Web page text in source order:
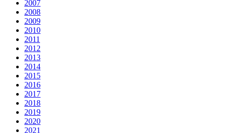
2007
2008
2009
2010
2011
2012
2013
2014
2015
2016
2017
2018
2019
2020
2021